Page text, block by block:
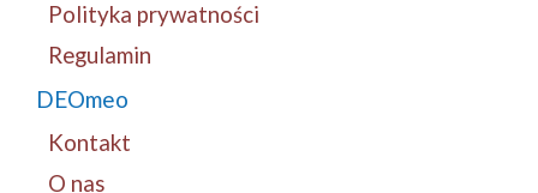
Polityka prywatności
Regulamin
DEOmeo
Kontakt
O nas